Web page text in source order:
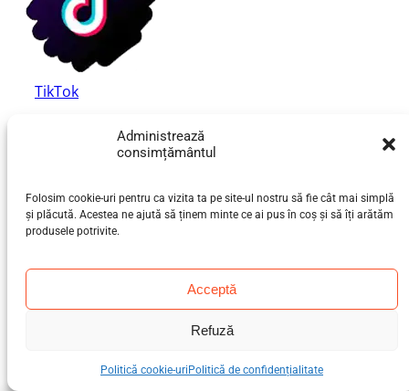
Administrează
consimțământul
Folosim cookie-uri pentru ca vizita ta pe site-ul nostru să fie cât mai simplă
și plăcută. Acestea ne ajută să ținem minte ce ai pus în coș și să îți arătăm
produsele potrivite.
Acceptă
Refuză
Politică cookie-uri Politică de confidențialitate
TikTok
© 2026 bebeLOGIC™. Toate drepturile